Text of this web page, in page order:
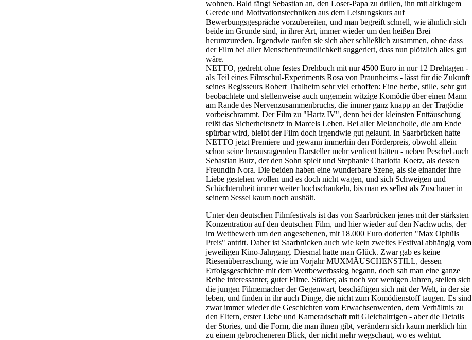
wohnen. Bald fängt Sebastian an, den Loser-Papa zu drillen, ihn mit altklugem
Gerede und Motivationstechniken aus dem Leistungskurs auf
Bewerbungsgespräche vorzubereiten, und man begreift schnell, wie ähnlich sich
beide im Grunde sind, in ihrer Art, immer wieder um den heißen Brei
herumzureden. Irgendwie raufen sie sich aber schließlich zusammen, ohne dass
der Film bei aller Menschenfreundlichkeit suggeriert, dass nun plötzlich alles gut
wäre.
NETTO, gedreht ohne festes Drehbuch mit nur 4500 Euro in nur 12 Drehtagen -
als Teil eines Filmschul-Experiments Rosa von Praunheims - lässt für die Zukunft
seines Regisseurs Robert Thalheim sehr viel erhoffen: Eine herbe, stille, sehr gut
beobachtete und stellenweise auch ungemein witzige Komödie über einen Mann
am Rande des Nervenzusammenbruchs, die immer ganz knapp an der Tragödie
vorbeischrammt. Der Film zu "Hartz IV", denn bei der kleinsten Enttäuschung
reißt das Sicherheitsnetz in Marcels Leben. Bei aller Melancholie, die am Ende
spürbar wird, bleibt der Film doch irgendwie gut gelaunt. In Saarbrücken hatte
NETTO jetzt Premiere und gewann immerhin den Förderpreis, obwohl allein
schon seine herausragenden Darsteller mehr verdient hätten - neben Peschel auch
Sebastian Butz, der den Sohn spielt und Stephanie Charlotta Koetz, als dessen
Freundin Nora. Die beiden haben eine wunderbare Szene, als sie einander ihre
Liebe gestehen wollen und es doch nicht wagen, und sich Schweigen und
Schüchternheit immer weiter hochschaukeln, bis man es selbst als Zuschauer in
seinem Sessel kaum noch aushält.
Unter den deutschen Filmfestivals ist das von Saarbrücken jenes mit der stärksten
Konzentration auf den deutschen Film, und hier wieder auf den Nachwuchs, der
im Wettbewerb um den angesehenen, mit 18.000 Euro dotierten "Max Ophüls
Preis" antritt. Daher ist Saarbrücken auch wie kein zweites Festival abhängig vom
jeweiligen Kino-Jahrgang. Diesmal hatte man Glück. Zwar gab es keine
Riesenüberraschung, wie im Vorjahr MUXMÄUSCHENSTILL, dessen
Erfolgsgeschichte mit dem Wettbewerbssieg begann, doch sah man eine ganze
Reihe interessanter, guter Filme. Stärker, als noch vor wenigen Jahren, stellen sich
die jungen Filmemacher der Gegenwart, beschäftigen sich mit der Welt, in der sie
leben, und finden in ihr auch Dinge, die nicht zum Komödienstoff taugen. Es sind
zwar immer wieder die Geschichten vom Erwachsenwerden, dem Verhältnis zu
den Eltern, erster Liebe und Kameradschaft mit Gleichaltrigen - aber die Details
der Stories, und die Form, die man ihnen gibt, verändern sich kaum merklich hin
zu einem gebrocheneren Blick, der nicht mehr wegschaut, wo es wehtut.